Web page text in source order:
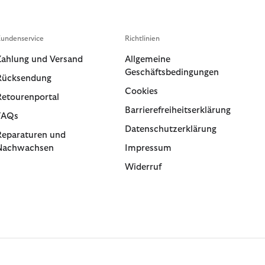
und Versand
und
Richtlinien
Allgemeine
Geschäftsbedingungen
Cookies
Barrierefreiheitserklärung
Datenschutzerklärung
Impressum
Widerruf